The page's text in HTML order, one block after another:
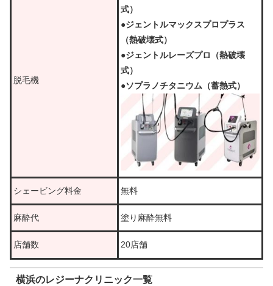
脱毛機
式）
●ジェントルマックスプロプラス
（熱破壊式）
●ジェントルレーズプロ（熱破壊
式）
●ソプラノチタニウム（蓄熱式）
シェービング料金 無料
麻酔代 塗り麻酔無料
店舗数 20店舗
横浜のレジーナクリニック一覧